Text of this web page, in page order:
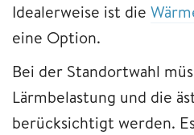
Idealerweise ist die
eine Option.
Bei der Standortwahl
Lärmbelastung und die
berücksichtigt werden.